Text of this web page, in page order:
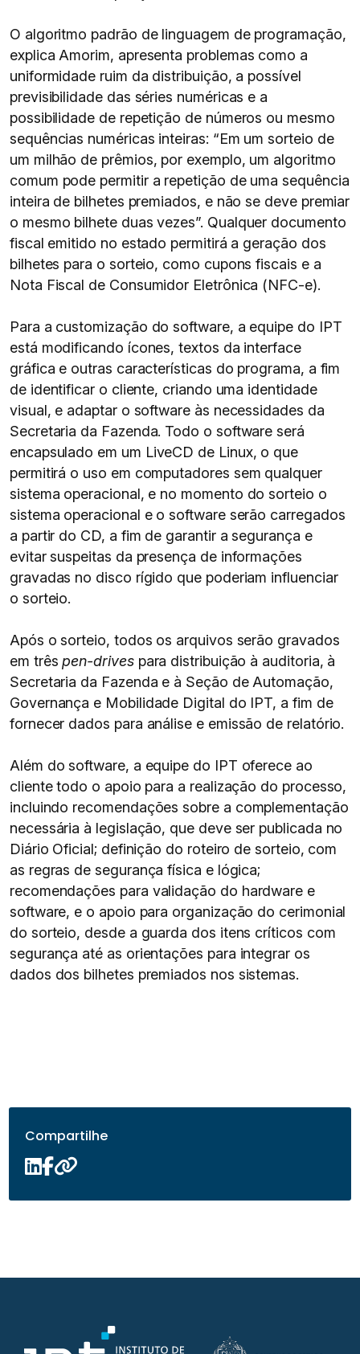
O algoritmo padrão de linguagem de programação,
explica Amorim, apresenta problemas como a
uniformidade ruim da distribuição, a possível
previsibilidade das séries numéricas e a
possibilidade de repetição de números ou mesmo
sequências numéricas inteiras: “Em um sorteio de
um milhão de prêmios, por exemplo, um algoritmo
comum pode permitir a repetição de uma sequência
inteira de bilhetes premiados, e não se deve premiar
o mesmo bilhete duas vezes”. Qualquer documento
fiscal emitido no estado permitirá a geração dos
bilhetes para o sorteio, como cupons fiscais e a
Nota Fiscal de Consumidor Eletrônica (NFC-e).
Para a customização do software, a equipe do IPT
está modificando ícones, textos da interface
gráfica e outras características do programa, a fim
de identificar o cliente, criando uma identidade
visual, e adaptar o software às necessidades da
Secretaria da Fazenda. Todo o software será
encapsulado em um LiveCD de Linux, o que
permitirá o uso em computadores sem qualquer
sistema operacional, e no momento do sorteio o
sistema operacional e o software serão carregados
a partir do CD, a fim de garantir a segurança e
evitar suspeitas da presença de informações
gravadas no disco rígido que poderiam influenciar
o sorteio.
Após o sorteio, todos os arquivos serão gravados
em trêspen-drivespara distribuição à auditoria, à
Secretaria da Fazenda e à Seção de Automação,
Governança e Mobilidade Digital do IPT, a fim de
fornecer dados para análise e emissão de relatório.
Além do software, a equipe do IPT oferece ao
cliente todo o apoio para a realização do processo,
incluindo recomendações sobre a complementação
necessária à legislação, que deve ser publicada no
Diário Oficial; definição do roteiro de sorteio, com
as regras de segurança física e lógica;
recomendações para validação do hardware e
software, e o apoio para organização do cerimonial
do sorteio, desde a guarda dos itens críticos com
segurança até as orientações para integrar os
dados dos bilhetes premiados nos sistemas.
Compartilhe